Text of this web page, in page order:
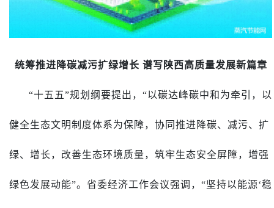
统筹推进降碳减污扩绿增长 谱写陕西高质量发展新篇章
“十五五”规划纲要提出，“以碳达峰碳中和为牵引，以
健全生态文明制度体系为保障，协同推进降碳、减污、扩
绿、增长，改善生态环境质量，筑牢生态安全屏障，增强
绿色发展动能”。省委经济工作会议强调，“坚持以能源‘稳